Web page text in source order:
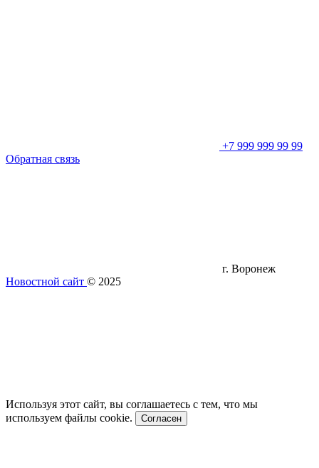
+7 999 999 99 99
Обратная связь
г. Воронеж
Новостной сайт © 2025
Используя этот сайт, вы соглашаетесь с тем, что мы
используем файлы cookie.
Согласен